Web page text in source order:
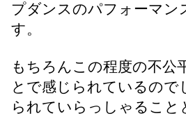
プダンスのパフォーマン
す。
もちろんこの程度の不公
とで感じられているので
られていらっしゃること